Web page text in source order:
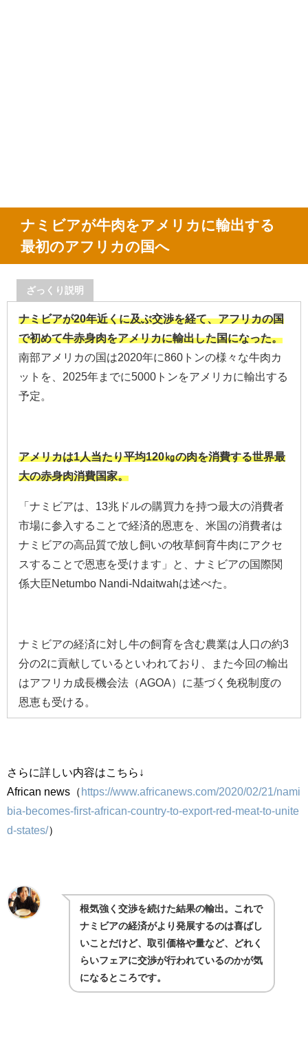
ナミビアが牛肉をアメリカに輸出する
最初のアフリカの国へ
ざっくり説明
ナミビアが20年近くに及ぶ交渉を経て、アフリカの国
で初めて牛赤身肉をアメリカに輸出した国になった。
南部アメリカの国は2020年に860トンの様々な牛肉カ
ットを、2025年までに5000トンをアメリカに輸出する
予定。
アメリカは1人当たり平均120㎏の肉を消費する世界最
大の赤身肉消費国家。
「ナミビアは、13兆ドルの購買力を持つ最大の消費者
市場に参入することで経済的恩恵を、米国の消費者は
ナミビアの高品質で放し飼いの牧草飼育牛肉にアクセ
スすることで恩恵を受けます」と、ナミビアの国際関
係大臣Netumbo Nandi-Ndaitwahは述べた。
ナミビアの経済に対し牛の飼育を含む農業は人口の約3
分の2に貢献しているといわれており、また今回の輸出
はアフリカ成長機会法（AGOA）に基づく免税制度の
恩恵も受ける。
さらに詳しい内容はこちら↓
African news（ https://www.africanews.com/2020/02/21/nami
bia-becomes-first-african-country-to-export-red-meat-to-unite
d-states/）
根気強く交渉を続けた結果の輸出。これで
ナミビアの経済がより発展するのは喜ばし
いことだけど、取引価格や量など、どれく
らいフェアに交渉が行われているのかが気
になるところです。